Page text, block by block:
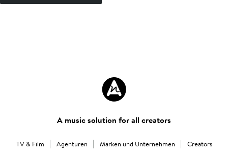
A music solution for all creators
TV & Film Agenturen Marken und Unternehmen Creators